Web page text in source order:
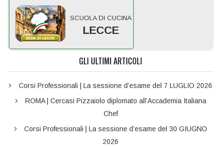
SCUOLA DI CUCINA
LECCE
GLI ULTIMI ARTICOLI
Corsi Professionali | La sessione d’esame del 7 LUGLIO 2026
ROMA | Cercasi Pizzaiolo diplomato all’Accademia Italiana
Chef
Corsi Professionali | La sessione d’esame del 30 GIUGNO
2026